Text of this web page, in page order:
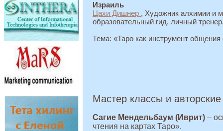
Израиль
Цахи Дишнер , Художник алхимии и
образовательный гид, личный
Тема: «Таро как инструмент
Мастер классы и
Сагие Мендельбаум (Иврит) –
чтения на картах Таро».